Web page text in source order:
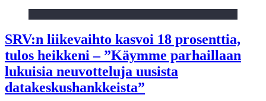
SRV:n liikevaihto kasvoi 18 prosenttia,
tulos heikkeni – ”Käymme parhaillaan
lukuisia neuvotteluja uusista
datakeskushankkeista”